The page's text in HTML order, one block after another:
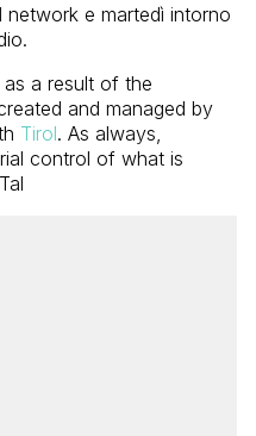
network e martedì intorno
a result of the
and managed by
Tirol. As always,
control of what is